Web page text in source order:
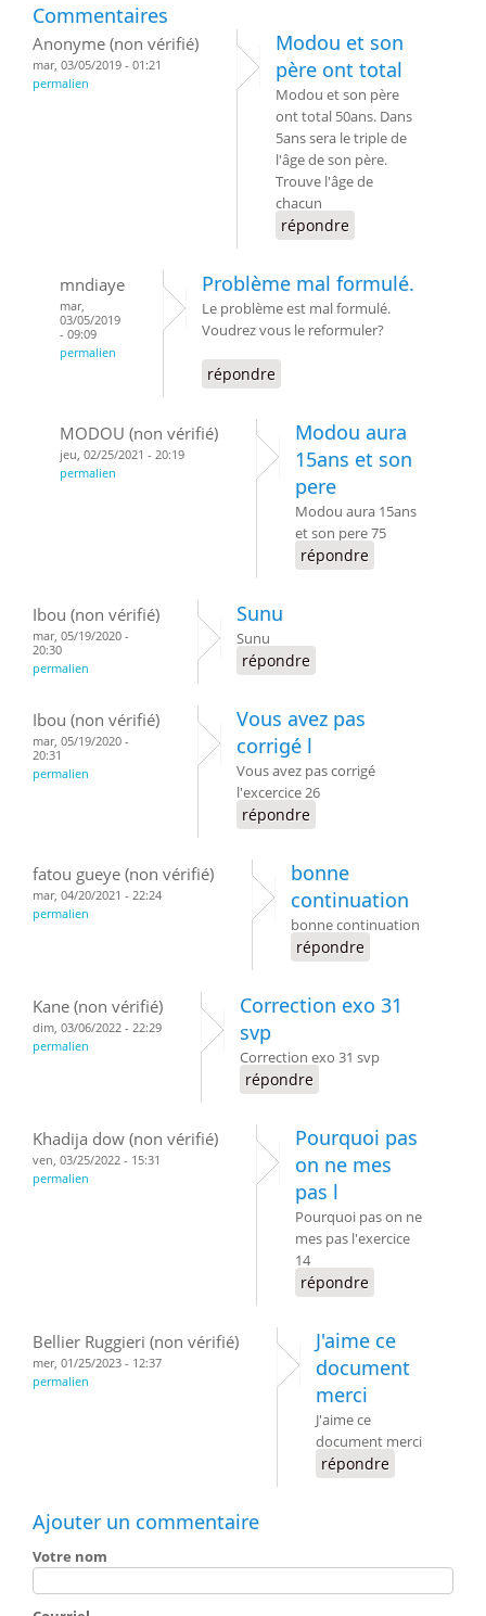
Commentaires
Anonyme (non vérifié)
mar, 03/05/2019 - 01:21
permalien
Modou et son
père ont total
Modou et son père
ont total 50ans. Dans
5ans sera le triple de
l'âge de son père.
Trouve l'âge de
chacun
répondre
mndiaye
mar,
03/05/2019
- 09:09
permalien
Problème mal formulé.
Le problème est mal formulé.
Voudrez vous le reformuler?
répondre
MODOU (non vérifié)
jeu, 02/25/2021 - 20:19
permalien
Modou aura
15ans et son
pere
Modou aura 15ans
et son pere 75
répondre
Ibou (non vérifié)
mar, 05/19/2020 -
20:30
permalien
Sunu
Sunu
répondre
Ibou (non vérifié)
mar, 05/19/2020 -
20:31
permalien
Vous avez pas
corrigé l
Vous avez pas corrigé
l'excercice 26
répondre
fatou gueye (non vérifié)
mar, 04/20/2021 - 22:24
permalien
bonne
continuation
bonne continuation
répondre
Kane (non vérifié)
dim, 03/06/2022 - 22:29
permalien
Correction exo 31
svp
Correction exo 31 svp
répondre
Khadija dow (non vérifié)
ven, 03/25/2022 - 15:31
permalien
Pourquoi pas
on ne mes
pas l
Pourquoi pas on ne
mes pas l'exercice
14
répondre
Bellier Ruggieri (non vérifié)
mer, 01/25/2023 - 12:37
permalien
J'aime ce
document
merci
J'aime ce
document merci
répondre
Ajouter un commentaire
Votre nom